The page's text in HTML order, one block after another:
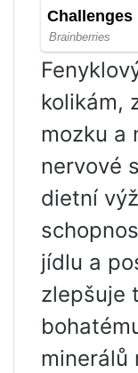
kolikám,
mozku a
nervové
dietní
jídlu a
zlepšuje
minerálů